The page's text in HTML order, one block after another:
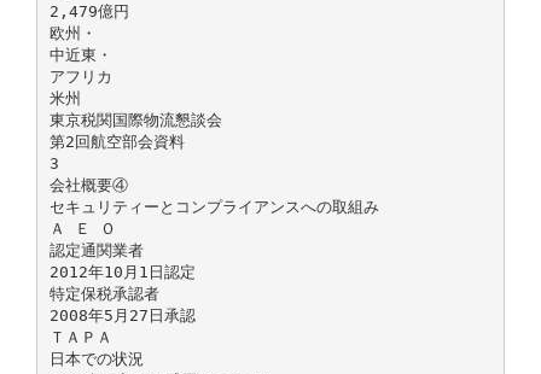
2,479億円
欧州・
中近東・
アフリカ
米州
東京税関国際物流懇談会
第2回航空部会資料
3
会社概要④
セキュリティーとコンプライアンスへの取組み
Ａ Ｅ Ｏ
認定通関業者
2012年10月1日認定
特定保税承認者
2008年5月27日承認
ＴＡＰＡ
日本での状況